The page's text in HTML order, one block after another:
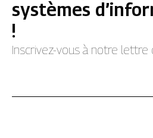
systèmes
!
Inscrivez-vous à notre lettre